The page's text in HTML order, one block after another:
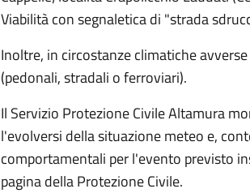
Viabilità con segnaletica di "strada
Inoltre, in circostanze climatiche
(pedonali, stradali o ferroviari).
Il Servizio Protezione Civile Altamura
l'evolversi della situazione meteo e,
comportamentali per l'evento previsto
pagina della Protezione Civile.